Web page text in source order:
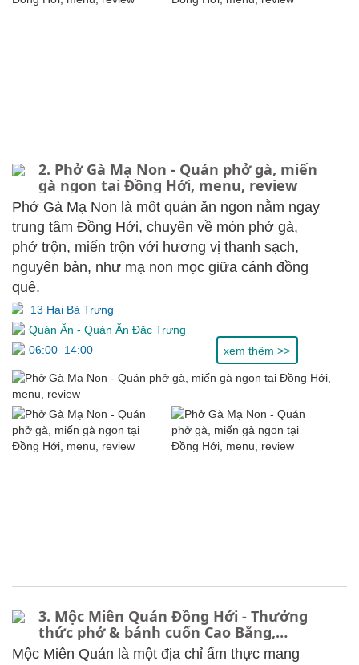
2. Phở Gà Mạ Non - Quán phở gà, miến
gà ngon tại Đồng Hới, menu, review
Phở Gà Mạ Non là môt quán ăn ngon nằm ngay
trung tâm Đồng Hới, chuyên về món phở gà,
phở trộn, miến trộn với hương vị thanh sạch,
nguyên bản, như mạ non mọc giữa cánh đồng
quê.
13 Hai Bà Trưng
Quán Ăn - Quán Ăn Đặc Trưng
06:00–14:00
xem thêm >>
3. Mộc Miên Quán Đồng Hới - Thưởng
thức phở & bánh cuốn Cao Bằng,
menu, review
Mộc Miên Quán là một địa chỉ ẩm thực mang